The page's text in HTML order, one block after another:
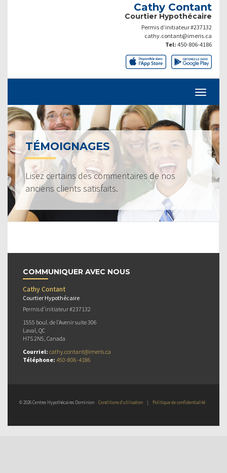
Cathy Contant
Courtier Hypothécaire
Permis d’initiateur #237132
cathy.contant@imeris.ca
Tel: 450-806-4186
TÉMOIGNAGES
Lisez certains des commentaires de nos
anciens clients satisfaits.
COMMUNIQUER AVEC NOUS
Cathy Contant
Courtier Hypothécaire
Permis d’initiateur #237132
1555 boul. de l'Avenir suite 306
Laval, QC
H7S 2N5, Canada
Courriel: cathy.contant@imeris.ca
Téléphone: 450-806-4186
© 2026 Centres Hypothécaires Dominion Conditions d’utilisation | Politique de confidentialité